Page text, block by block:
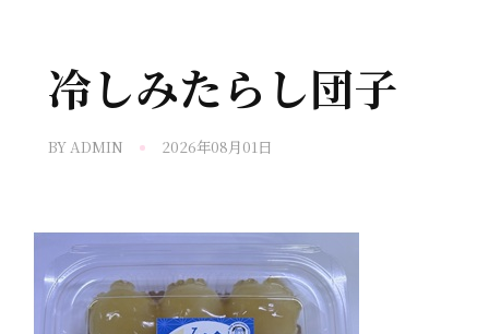
冷しみたらし団子
BYADMIN 2026年08月01日